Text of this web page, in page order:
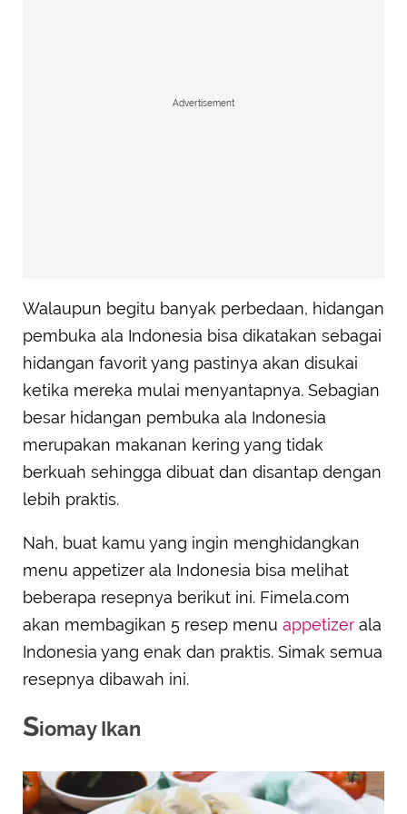
Advertisement
Walaupun begitu banyak perbedaan, hidangan
pembuka ala Indonesia bisa dikatakan sebagai
hidangan favorit yang pastinya akan disukai
ketika mereka mulai menyantapnya. Sebagian
besar hidangan pembuka ala Indonesia
merupakan makanan kering yang tidak
berkuah sehingga dibuat dan disantap dengan
lebih praktis.
Nah, buat kamu yang ingin menghidangkan
menu appetizer ala Indonesia bisa melihat
beberapa resepnya berikut ini. Fimela.com
akan membagikan 5 resep menu appetizer ala
Indonesia yang enak dan praktis. Simak semua
resepnya dibawah ini.
Siomay Ikan